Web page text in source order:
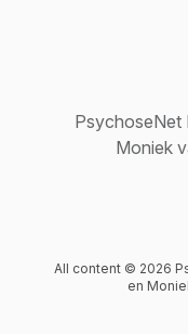
PsychoseNet
Moniek
All content © 2026
en